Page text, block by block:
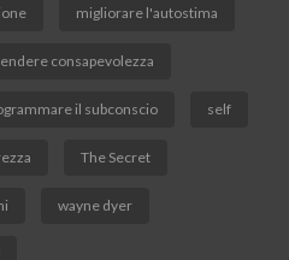
migliorare l'autostima
consapevolezza
il subconscio self
The Secret
wayne dyer